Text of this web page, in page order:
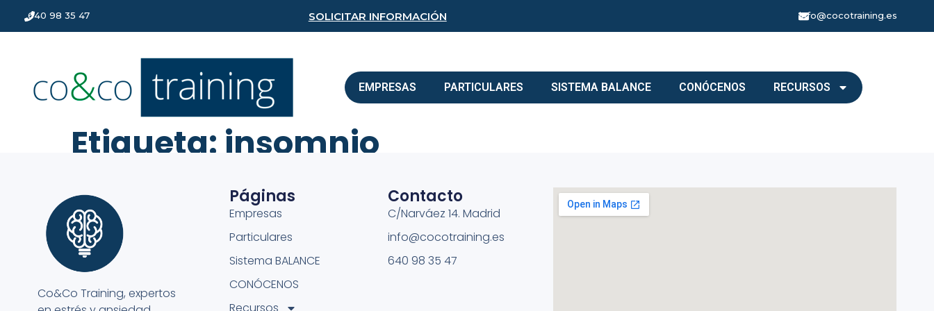
640 98 35 47 SOLICITAR INFORMACIÓN info@cocotraining.es
EMPRESAS PARTICULARES SISTEMA BALANCE CONÓCENOS RECURSOS
Etiqueta: insomnio
Co&Co Training, expertos
Páginas
Empresas
Particulares
Sistema BALANCE
CONÓCENOS
Recursos
Contacto
C/Narváez 14. Madrid
info@cocotraining.es
640 98 35 47